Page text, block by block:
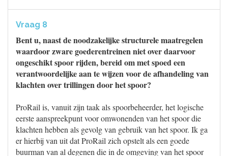
Vraag 8
Bent u, naast de noodzakelijke structurele maatregelen
waardoor zware goederentreinen niet over daarvoor
ongeschikt spoor rijden, bereid om met spoed een
verantwoordelijke aan te wijzen voor de afhandeling van
klachten over trillingen door het spoor?
ProRail is, vanuit zijn taak als spoorbeheerder, het logische
eerste aanspreekpunt voor omwonenden van het spoor die
klachten hebben als gevolg van gebruik van het spoor. Ik ga
er hierbij van uit dat ProRail zich opstelt als een goede
buurman van al degenen die in de omgeving van het spoor